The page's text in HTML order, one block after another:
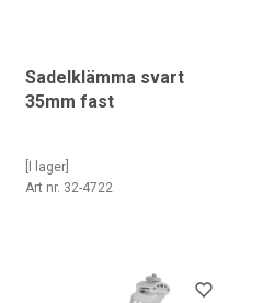
Sadelklämma svart
35mm fast
[I lager]
Art nr. 32-4722